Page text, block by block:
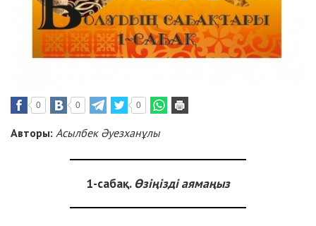
0 0 0
Авторы: Асылбек Әуезханұлы
1-сабақ. Өзіңізді аямаңыз